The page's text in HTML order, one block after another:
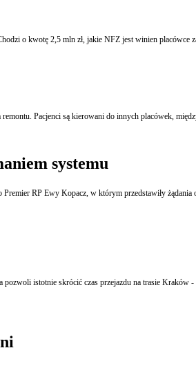
Szpital dla Nerwowo i Psychicznie Chorych z Gniezna walczy o pieniądze z Narodowego Funduszu Zdrowia za tzw. nadwykonania.
systemu
istotnie skrócić czas przejazdu na trasie Kraków